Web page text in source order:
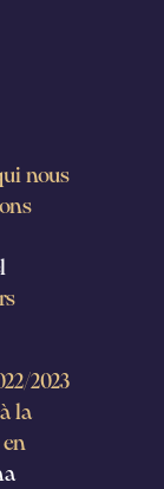
nous
2023
la